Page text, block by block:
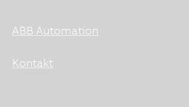
ABB Automation
Kontakt